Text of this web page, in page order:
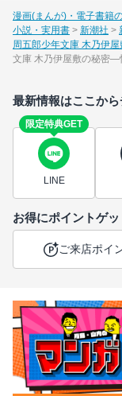
漫画(まんが)・電子書籍
小説・実用書
新潮社
周五郎少年文庫 木乃伊
文庫 木乃伊屋敷の秘密―
最新情報はここから
限定特典GET
LINE
お得にポイントゲッ
ご来店ポイ